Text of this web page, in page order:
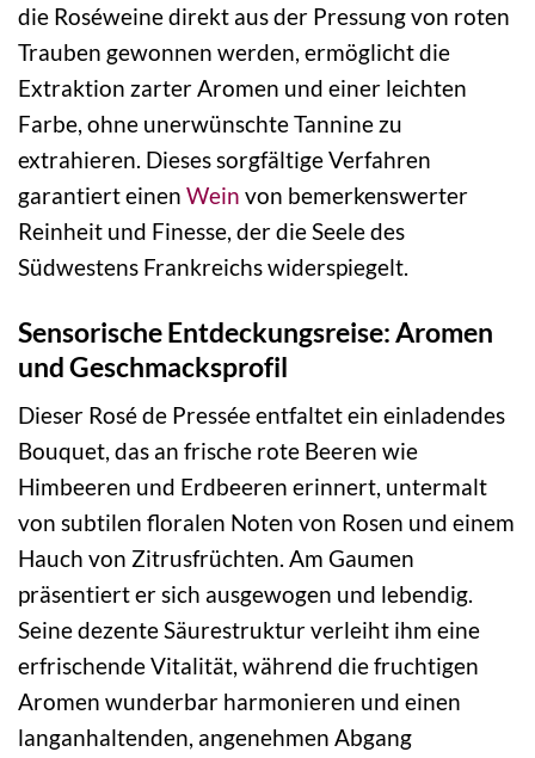
die Roséweine direkt aus der Pressung von roten
Trauben gewonnen werden, ermöglicht die
Extraktion zarter Aromen und einer leichten
Farbe, ohne unerwünschte Tannine zu
extrahieren. Dieses sorgfältige Verfahren
garantiert einen Wein von bemerkenswerter
Reinheit und Finesse, der die Seele des
Südwestens Frankreichs widerspiegelt.
Sensorische Entdeckungsreise: Aromen
und Geschmacksprofil
Dieser Rosé de Pressée entfaltet ein einladendes
Bouquet, das an frische rote Beeren wie
Himbeeren und Erdbeeren erinnert, untermalt
von subtilen floralen Noten von Rosen und einem
Hauch von Zitrusfrüchten. Am Gaumen
präsentiert er sich ausgewogen und lebendig.
Seine dezente Säurestruktur verleiht ihm eine
erfrischende Vitalität, während die fruchtigen
Aromen wunderbar harmonieren und einen
langanhaltenden, angenehmen Abgang